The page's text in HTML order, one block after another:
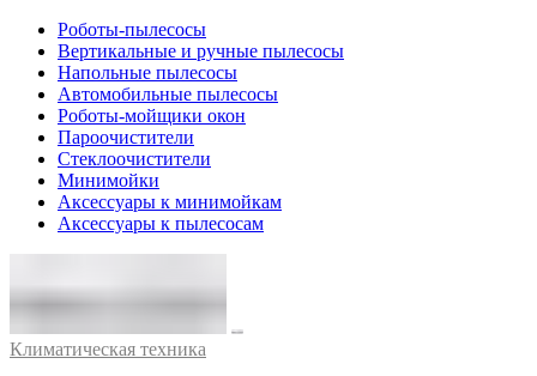
Роботы-пылесосы
Вертикальные и ручные пылесосы
Напольные пылесосы
Автомобильные пылесосы
Роботы-мойщики окон
Пароочистители
Стеклоочистители
Минимойки
Аксессуары к минимойкам
Аксессуары к пылесосам
Климатическая техника